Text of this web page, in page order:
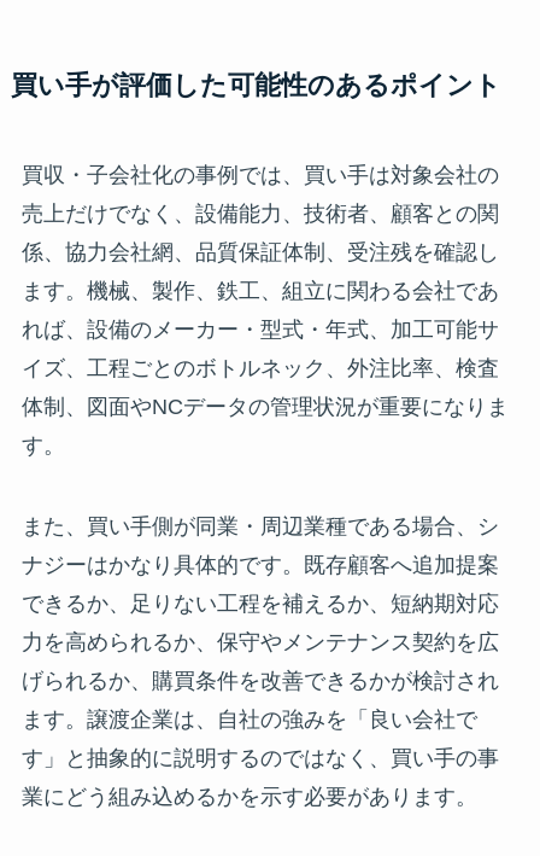
買い手が評価した可能性のあるポイント
買収・子会社化の事例では、買い手は対象会社の
売上だけでなく、設備能力、技術者、顧客との関
係、協力会社網、品質保証体制、受注残を確認し
ます。機械、製作、鉄工、組立に関わる会社であ
れば、設備のメーカー・型式・年式、加工可能サ
イズ、工程ごとのボトルネック、外注比率、検査
体制、図面やNCデータの管理状況が重要になりま
す。
また、買い手側が同業・周辺業種である場合、シ
ナジーはかなり具体的です。既存顧客へ追加提案
できるか、足りない工程を補えるか、短納期対応
力を高められるか、保守やメンテナンス契約を広
げられるか、購買条件を改善できるかが検討され
ます。譲渡企業は、自社の強みを「良い会社で
す」と抽象的に説明するのではなく、買い手の事
業にどう組み込めるかを示す必要があります。